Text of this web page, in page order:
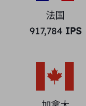
法国
917,784 IPS